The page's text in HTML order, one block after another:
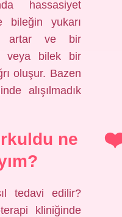
hassasiyet
bileğin yukarı
artar ve bir
veya bilek bir
oluşur. Bazen
alışılmadık
ne
tedavi edilir?
kliniğinde